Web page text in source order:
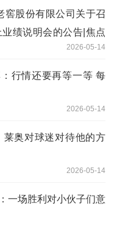
窖股份有限公司关于召
绩说明会的公告|焦点
2026-05-14
行情还要再等一等 每
2026-05-14
莱奥对球迷对待他的方
2026-05-14
一场胜利对小伙子们意